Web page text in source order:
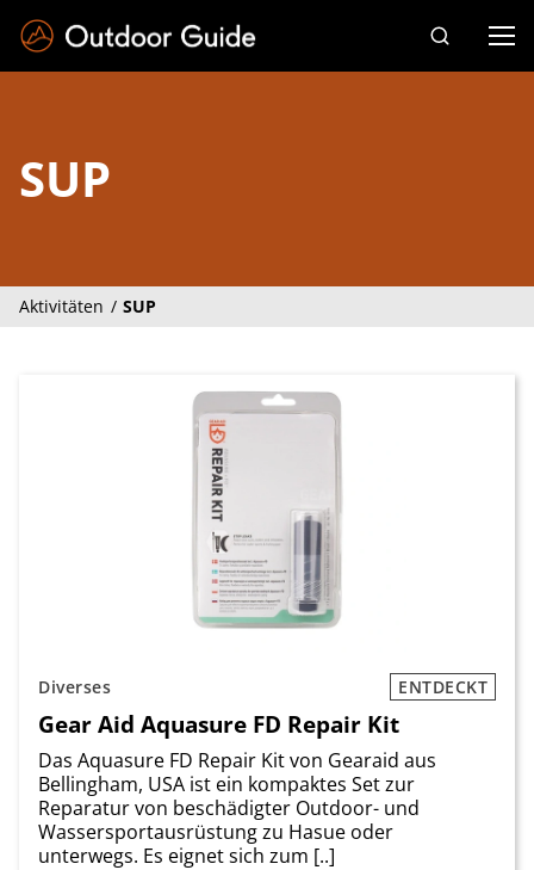
SUP
Aktivitäten SUP
Diverses ENTDECKT
Gear Aid Aquasure FD Repair Kit
Das Aquasure FD Repair Kit von Gearaid aus
Bellingham, USA ist ein kompaktes Set zur
Reparatur von beschädigter Outdoor- und
Wassersportausrüstung zu Hasue oder
unterwegs. Es eignet sich zum [..]